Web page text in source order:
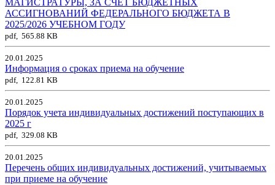
МАГИСТРАТУРЫ, ЗА СЧЕТ БЮДЖЕТНЫХ
АССИГНОВАНИЙ ФЕДЕРАЛЬНОГО БЮДЖЕТА В
2025/2026 УЧЕБНОМ ГОДУ
pdf, 565.88 KB
20.01.2025
Информация о сроках приема на обучение
pdf, 122.81 KB
20.01.2025
Порядок учета индивидуальных достижений поступающих в
2025 г
pdf, 329.08 KB
20.01.2025
Перечень общих индивидуальных достижений, учитываемых
при приеме на обучение